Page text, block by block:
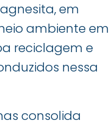
em
ambiente em
reciclagem e
nessa
consolida